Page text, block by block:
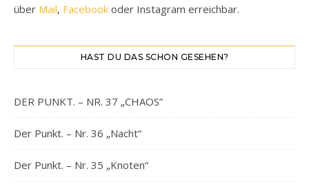
über Mail, Facebook oder Instagram erreichbar.
HAST DU DAS SCHON GESEHEN?
DER PUNKT. – NR. 37 „CHAOS”
Der Punkt. – Nr. 36 „Nacht“
Der Punkt. – Nr. 35 „Knoten“